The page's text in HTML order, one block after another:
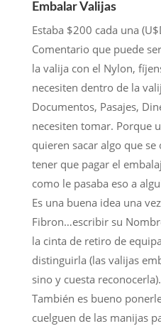
Embalar Valijas
Estaba $200 cada una
Comentario que puede
la valija con el Nylon,
necesiten dentro de la
Documentos, Pasajes,
necesiten tomar. Porque
quieren sacar algo que
tener que pagar el
como le pasaba eso a
Es una buena idea una
Fibron…escribir su
la cinta de retiro de
distinguirla (las valijas
sino y cuesta reconocerla).
También es bueno
cuelguen de las manijas